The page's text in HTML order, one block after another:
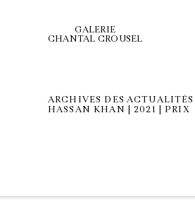
GALERIE
CHANTAL CROUSEL
ARCHIVES DES ACTUALITÉS
HASSAN KHAN | 2021 | PRIX